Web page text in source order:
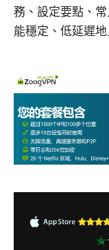
務、設定要點、
能穩定、低延遲